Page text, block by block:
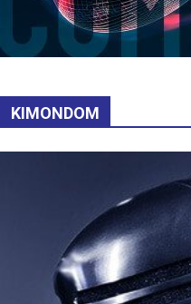
KIMONDOM